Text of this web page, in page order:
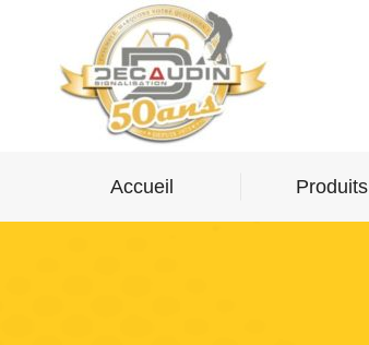
Accueil Produits